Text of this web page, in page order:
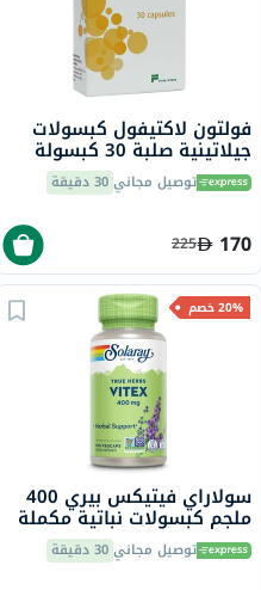
فولتون لاكتيفول كبسولات
جيلاتينية صلبة 30 كبسولة
توصيل مجاني30 دقيقة
170
225
20% خصم
سولاراي فيتيكس بيري 400
ملجم كبسولات نباتية مكملة
للنساء ™ حزمة من 100
توصيل مجاني30 دقيقة